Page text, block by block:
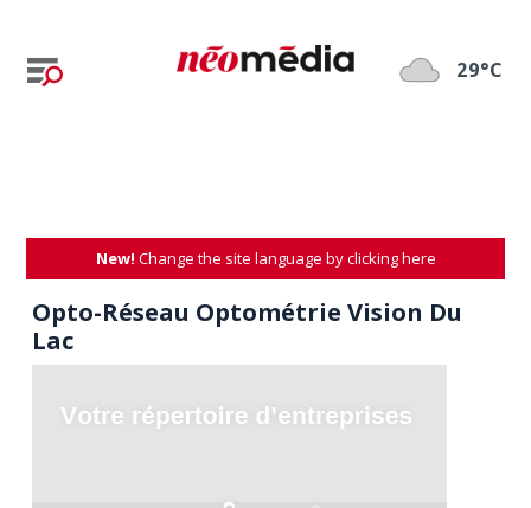
29°C
New! Change the site language by clicking here
Opto-Réseau Optométrie Vision Du
Lac